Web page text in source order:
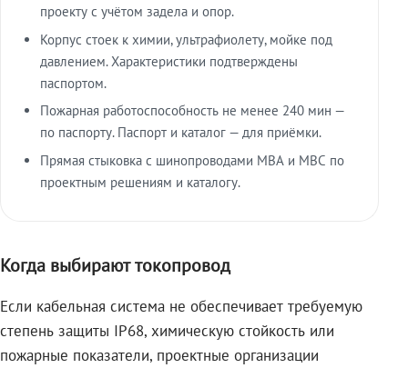
проекту с учётом задела и опор.
Корпус стоек к химии, ультрафиолету, мойке под
давлением. Характеристики подтверждены
паспортом.
Пожарная работоспособность не менее 240 мин —
по паспорту. Паспорт и каталог — для приёмки.
Прямая стыковка с шинопроводами МВА и МВС по
проектным решениям и каталогу.
Когда выбирают токопровод
Если кабельная система не обеспечивает требуемую
степень защиты IP68, химическую стойкость или
пожарные показатели, проектные организации